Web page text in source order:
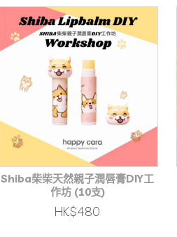
Shiba柴柴天然親子潤唇膏DIY工
作坊 (10支)
HK$480